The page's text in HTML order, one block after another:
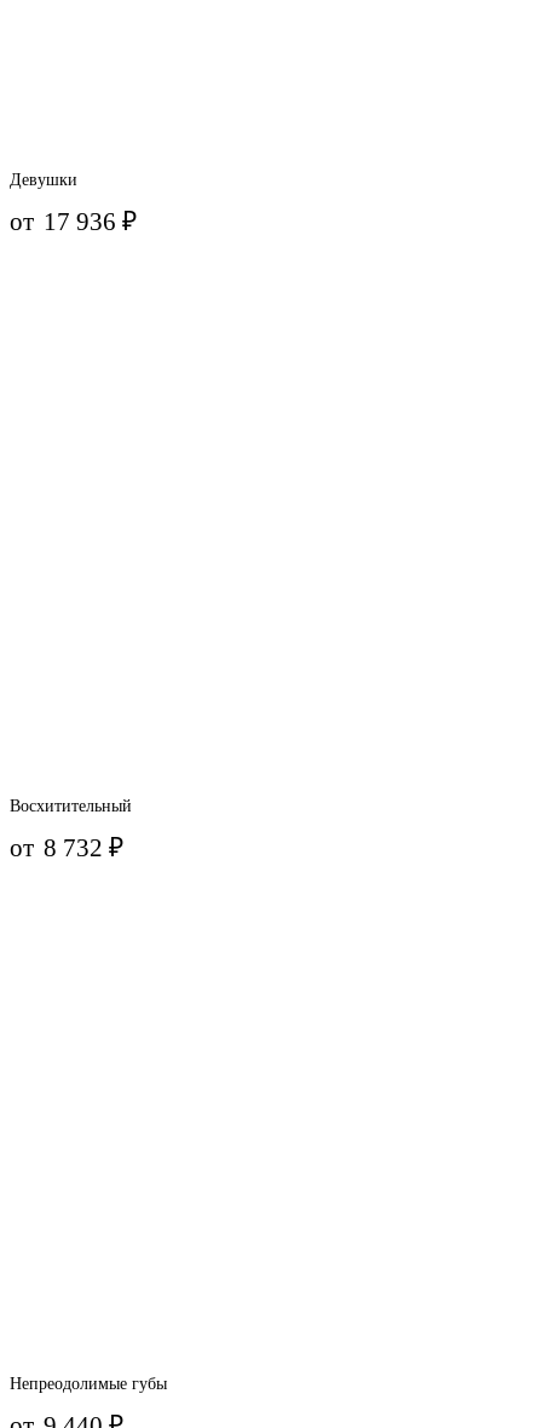
Девушки
от 17 936₽
Восхитительный
от 8 732₽
Непреодолимые губы